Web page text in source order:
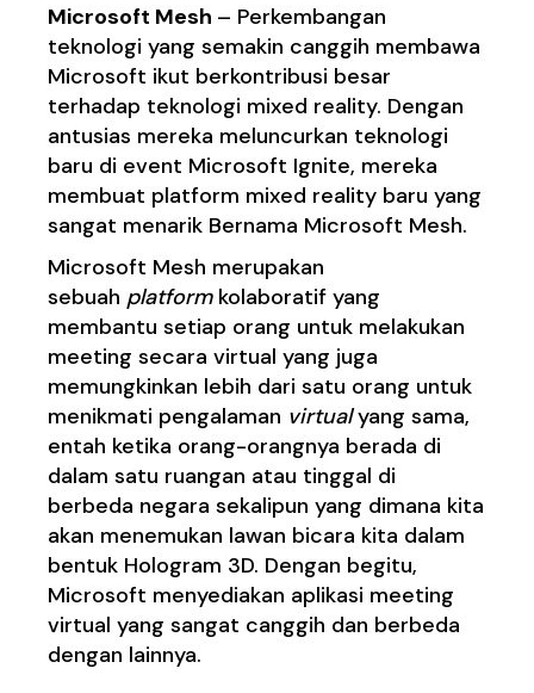
Microsoft Mesh – Perkembangan
teknologi yang semakin canggih membawa
Microsoft ikut berkontribusi besar
terhadap teknologi mixed reality. Dengan
antusias mereka meluncurkan teknologi
baru di event Microsoft Ignite, mereka
membuat platform mixed reality baru yang
sangat menarik Bernama Microsoft Mesh.
Microsoft Mesh merupakan
sebuah platformkolaboratif yang
membantu setiap orang untuk melakukan
meeting secara virtual yang juga
memungkinkan lebih dari satu orang untuk
menikmati pengalaman virtualyang sama,
entah ketika orang-orangnya berada di
dalam satu ruangan atau tinggal di
berbeda negara sekalipun yang dimana kita
akan menemukan lawan bicara kita dalam
bentuk Hologram 3D. Dengan begitu,
Microsoft menyediakan aplikasi meeting
virtual yang sangat canggih dan berbeda
dengan lainnya.